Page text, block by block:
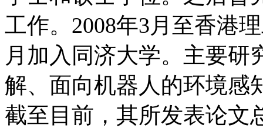
工作。2008年3月至香港
月加入同济大学。主要研
解、面向机器人的环境感
截至目前，其所发表论文